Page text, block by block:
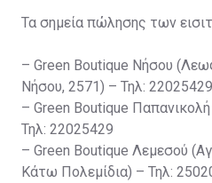
Τα σημεία πώλησης των
– Green Boutique Νήσου
Νήσου, 2571) – Τηλ: 22025429
– Green Boutique
Τηλ: 22025429
– Green Boutique Λεμεσού
Κάτω Πολεμίδια) – Τηλ: